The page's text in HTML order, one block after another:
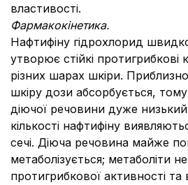
властивості.
Фармакокінетика.
Нафтифіну гідрохлорид
утворює стійкі протигрибкові
різних шарах шкіри.
шкіру дози абсорбується,
діючої речовини дуже низький.
кількості нафтифіну
сечі. Діюча речовина майже
метаболізується; метаболіти
протигрибкової активності